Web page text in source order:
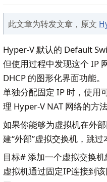
此文章为转发文章，原文
Hyper-V 默认的 Default
但使用过程中发现这个 IP
DHCP 的图形化界面功能
单独分配固定 IP 时，使用
理 Hyper-V NAT 网络的方
如果你能够为虚拟机在外
建“外部”虚拟交换机，跳过
目标# 添加一个虚拟交换
虚拟机通过固定IP连接到